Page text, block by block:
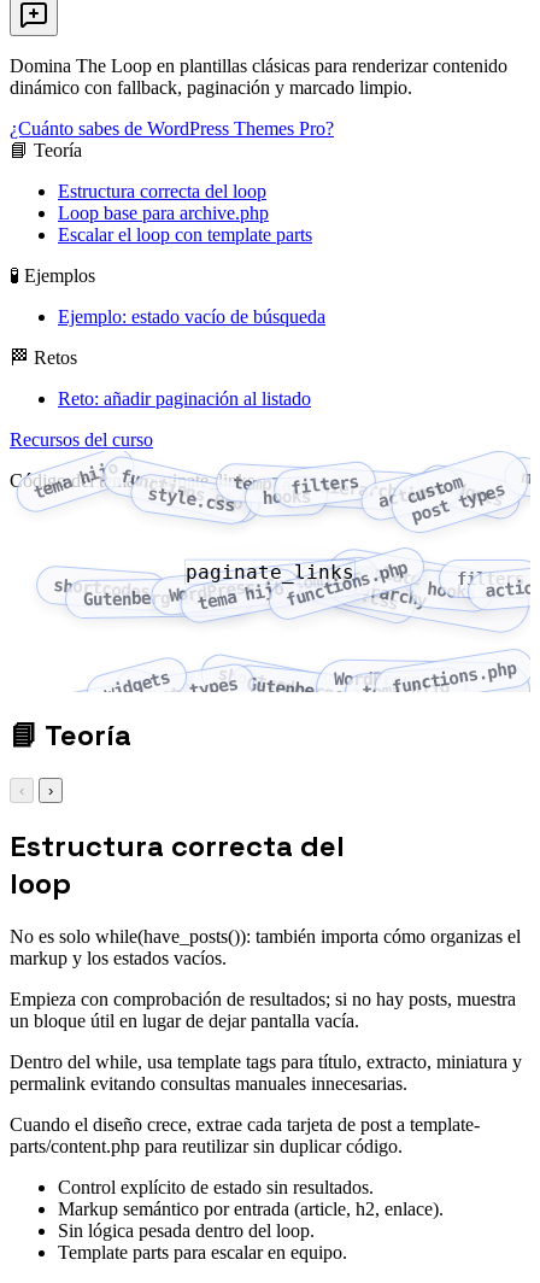
Domina The Loop en plantillas clásicas para renderizar contenido
dinámico con fallback, paginación y marcado limpio.
¿Cuánto sabes de WordPress Themes Pro?
📘 Teoría
Estructura correcta del loop
Loop base para archive.php
Escalar el loop con template parts
🧪 Ejemplos
Ejemplo: estado vacío de búsqueda
🏁 Retos
Reto: añadir paginación al listado
Recursos del curso
Código del tema: paginate_links
tema hijofunctions.php
style.csstemplate hierarchy
hooksfilters actions
c
u
s
t
o
m
p
o
s
t
t
y
p
e
s
widgets
shortcodes
Gutenberg blocksWordPress Customizer
tema hijofunctions.php
style.css
template
hierarchyhooks
filters
custom post types
widgets
menus shortcodes
Gutenberg blocks
WordPress
Customizer
tema hijo
functions.php
paginate_links
📘 Teoría
‹ ›
Estructura correcta del
loop
No es solo while(have_posts()): también importa cómo organizas el
markup y los estados vacíos.
Empieza con comprobación de resultados; si no hay posts, muestra
un bloque útil en lugar de dejar pantalla vacía.
Dentro del while, usa template tags para título, extracto, miniatura y
permalink evitando consultas manuales innecesarias.
Cuando el diseño crece, extrae cada tarjeta de post a template-
parts/content.php para reutilizar sin duplicar código.
Control explícito de estado sin resultados.
Markup semántico por entrada (article, h2, enlace).
Sin lógica pesada dentro del loop.
Template parts para escalar en equipo.